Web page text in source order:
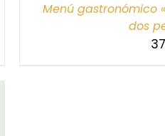
Menú gastronómico
dos